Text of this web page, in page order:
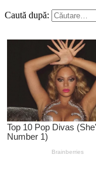
Caută după: